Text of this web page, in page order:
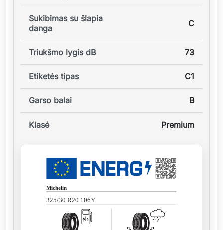
Sukibimas su šlapia
danga
C
Triukšmo lygis dB 73
Etiketės tipas C1
Garso balai B
Klasė Premium
Michelin
325/30 R20 106Y